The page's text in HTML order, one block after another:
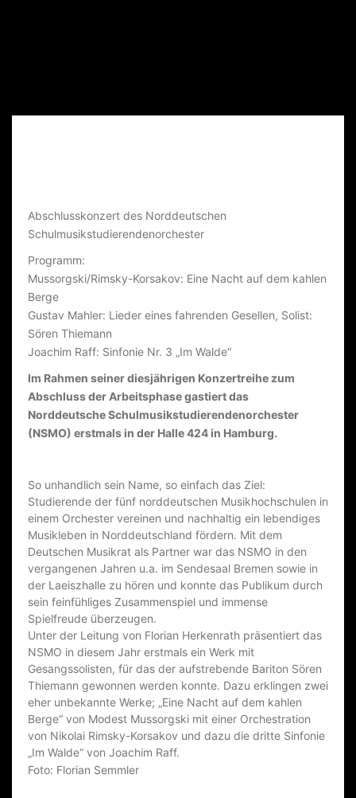
D
D
.
S
C
H
U
L
M
U
I
K
S
T
U
D
I
E
R
E
N
D
E
Abschlusskonzert des Norddeutschen
Schulmusikstudierendenorchester
Programm:
Mussorgski/Rimsky-Korsakov: Eine Nacht auf dem kahlen
Berge
Gustav Mahler: Lieder eines fahrenden Gesellen, Solist:
Sören Thiemann
Joachim Raff: Sinfonie Nr. 3 „Im Walde“
Im Rahmen seiner diesjährigen Konzertreihe zum
Abschluss der Arbeitsphase gastiert das
Norddeutsche Schulmusikstudierendenorchester
(NSMO) erstmals in der Halle 424 in Hamburg.
So unhandlich sein Name, so einfach das Ziel:
Studierende der fünf norddeutschen Musikhochschulen in
einem Orchester vereinen und nachhaltig ein lebendiges
Musikleben in Norddeutschland fördern. Mit dem
Deutschen Musikrat als Partner war das NSMO in den
vergangenen Jahren u.a. im Sendesaal Bremen sowie in
der Laeiszhalle zu hören und konnte das Publikum durch
sein feinfühliges Zusammenspiel und immense
Spielfreude überzeugen.
Unter der Leitung von Florian Herkenrath präsentiert das
NSMO in diesem Jahr erstmals ein Werk mit
Gesangssolisten, für das der aufstrebende Bariton Sören
Thiemann gewonnen werden konnte. Dazu erklingen zwei
eher unbekannte Werke; „Eine Nacht auf dem kahlen
Berge“ von Modest Mussorgski mit einer Orchestration
von Nikolai Rimsky-Korsakov und dazu die dritte Sinfonie
„Im Walde“ von Joachim Raff.
Foto: Florian Semmler